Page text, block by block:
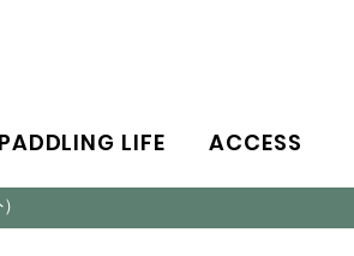
LIFE ACCESS